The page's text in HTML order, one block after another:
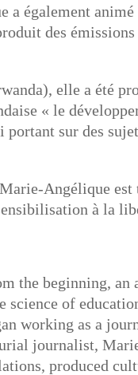
également animé
des
elle a été
« le
sur des
Angélique est
à la
the beginning, an
science of
working as a
journalist,
produced